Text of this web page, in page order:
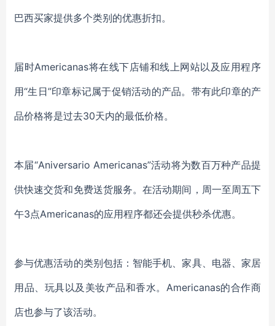
巴西买家提供多个类别的优惠折扣。
届时Americanas将在线下店铺和线上网站以及应用程序
用“生日”印章标记属于促销活动的产品。带有此印章的产
品价格将是过去30天内的最低价格。
本届“Aniversario Americanas”活动将为数百万种产品提
供快速交货和免费送货服务。在活动期间，周一至周五下
午3点Americanas的应用程序都还会提供秒杀优惠。
参与优惠活动的类别包括：智能手机、家具、电器、家居
用品、玩具以及美妆产品和香水。Americanas的合作商
店也参与了该活动。